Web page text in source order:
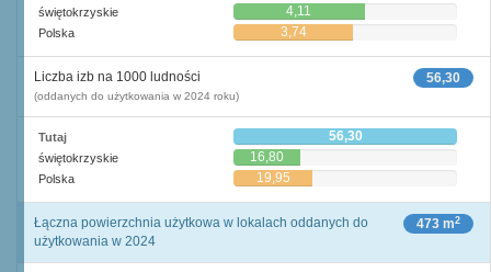
świętokrzyskie 4,11
Polska 3,74
56,30
Liczba izb na 1000 ludności
(oddanych do użytkowania w 2024 roku)
Tutaj 56,30
świętokrzyskie 16,80
Polska 19,95
473 m2
Łączna powierzchnia użytkowa w lokalach oddanych do
użytkowania w 2024